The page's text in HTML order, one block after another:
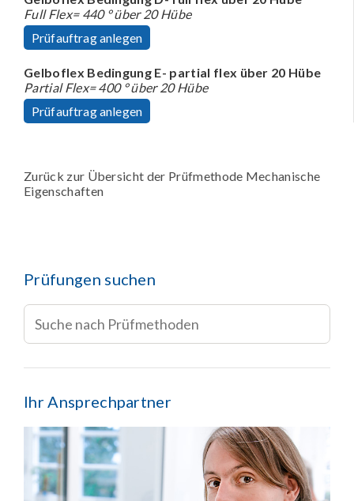
Full Flex= 440 ° über 20 Hübe
Prüfauftrag anlegen
Gelboflex Bedingung E- partial flex über 20 Hübe
Partial Flex= 400 ° über 20 Hübe
Prüfauftrag anlegen
Zurück zur Übersicht der Prüfmethode Mechanische
Eigenschaften
Prüfungen suchen
Ihr Ansprechpartner